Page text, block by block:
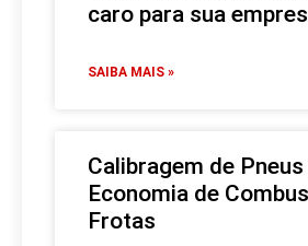
caro para sua
SAIBA MAIS »
Calibragem de Pneus
Economia de
Frotas